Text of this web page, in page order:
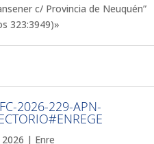
c/ Provincia de Neuquén”
323:3949)»
2026-229-APN-
2026 | Enre